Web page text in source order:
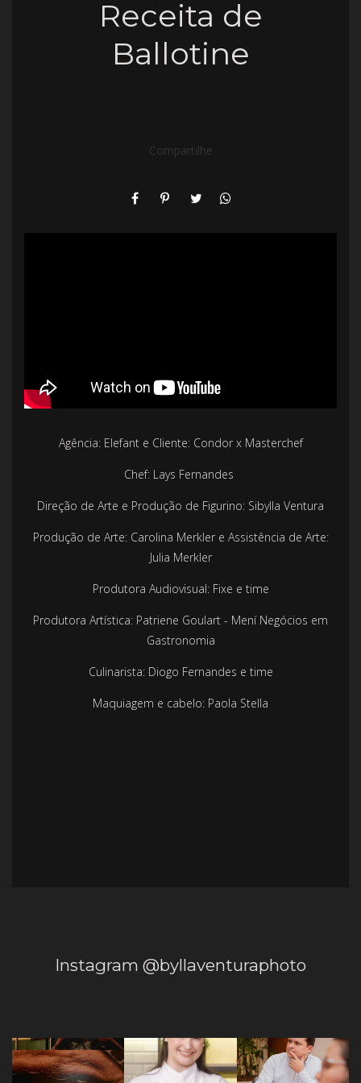
Receita de
Ballotine
Compartilhe
Agência: Elefant e Cliente: Condor x Masterchef
Chef: Lays Fernandes
Direção de Arte e Produção de Figurino: Sibylla Ventura
Produção de Arte: Carolina Merkler e Assistência de Arte:
Julia Merkler
Produtora Audiovisual: Fixe e time
Produtora Artística: Patriene Goulart - Mení Negócios em
Gastronomia
Culinarista: Diogo Fernandes e time
Maquiagem e cabelo: Paola Stella
Instagram @byllaventuraphoto